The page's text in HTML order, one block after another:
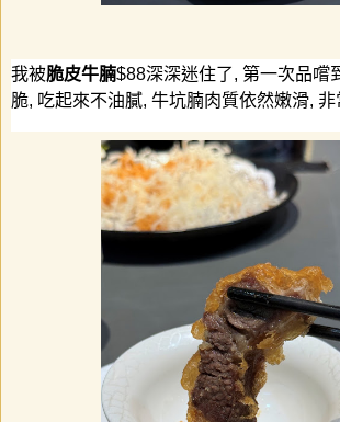
我被脆皮牛腩$88深深迷住了, 第一次品嚐
脆, 吃起來不油膩, 牛坑腩肉質依然嫩滑, 非